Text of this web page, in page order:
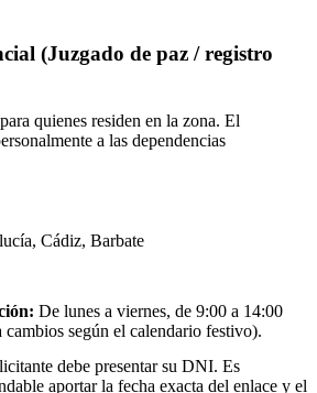
(Juzgado de paz / registro
quienes residen en la zona. El
a las dependencias
Cádiz, Barbate
De lunes a viernes, de 9:00 a 14:00
cambios según el calendario festivo).
debe presentar su DNI. Es
aportar la fecha exacta del enlace y el